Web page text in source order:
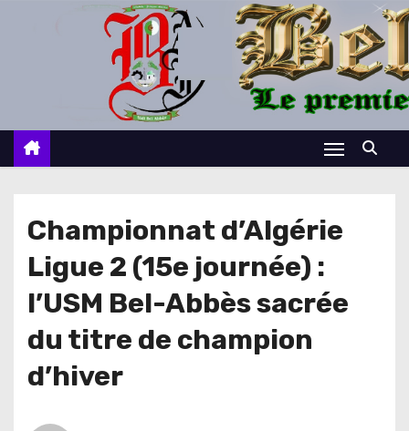
c
Championnat d’Algérie
Ligue 2 (15e journée) :
l’USM Bel-Abbès sacrée
du titre de champion
d’hiver